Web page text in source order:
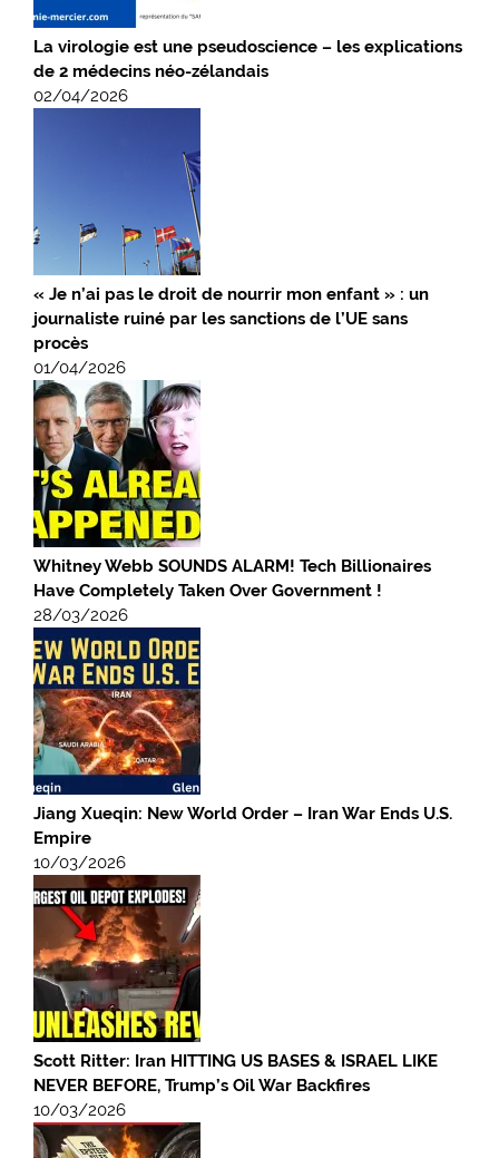
La virologie est une pseudoscience – les explications
de 2 médecins néo-zélandais
02/04/2026
« Je n’ai pas le droit de nourrir mon enfant » : un
journaliste ruiné par les sanctions de l’UE sans
procès
01/04/2026
Whitney Webb SOUNDS ALARM! Tech Billionaires
Have Completely Taken Over Government !
28/03/2026
Jiang Xueqin: New World Order – Iran War Ends U.S.
Empire
10/03/2026
Scott Ritter: Iran HITTING US BASES & ISRAEL LIKE
NEVER BEFORE, Trump’s Oil War Backfires
10/03/2026